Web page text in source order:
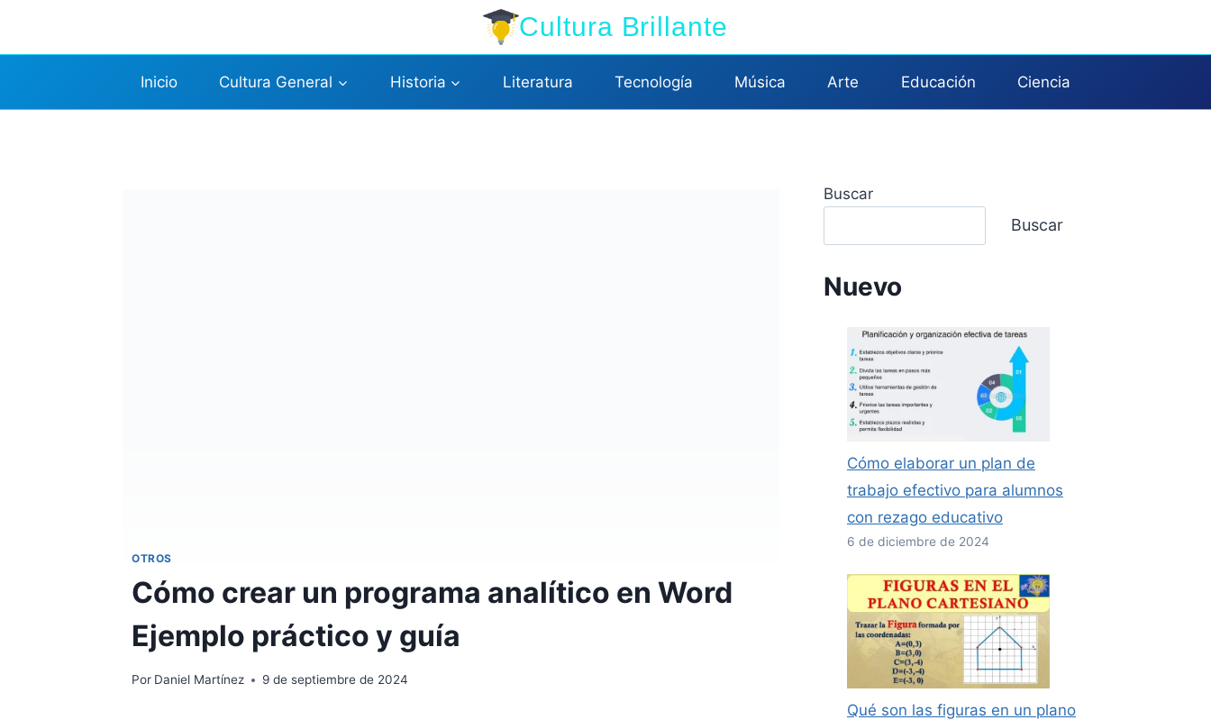
contenido
Cultura Brillante
Inicio Cultura General Historia Literatura Tecnología Música Arte Educación Ciencia
OTROS
Cómo crear un programa analítico en Word
Ejemplo práctico y guía
Por Daniel Martínez 9 de septiembre de 2024
Buscar
Buscar
Nuevo
Cómo elaborar un plan de
trabajo efectivo para alumnos
con rezago educativo
6 de diciembre de 2024
Qué son las figuras en un plano